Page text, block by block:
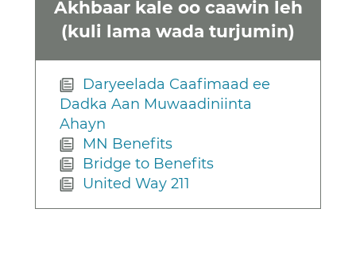
Akhbaar kale oo caawin leh
(kuli lama wada turjumin)
Daryeelada Caafimaad ee
Dadka Aan Muwaadiniinta
Ahayn
MN Benefits
Bridge to Benefits
United Way 211